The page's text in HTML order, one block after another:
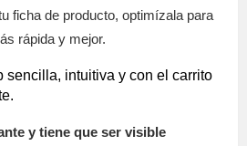
ficha de producto, optimízala para
rápida y mejor.
sencilla, intuitiva y con el carrito
y tiene que ser visible